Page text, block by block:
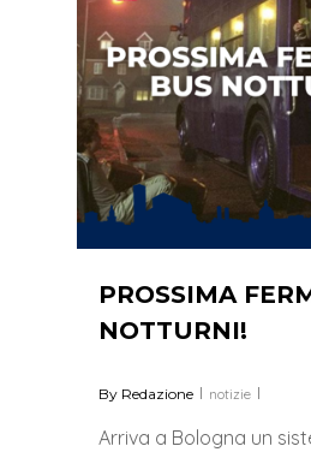
PROSSIMA
NOTTURNI!
By Redazione notizie
Arriva a Bologna un